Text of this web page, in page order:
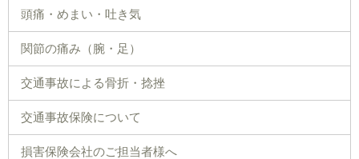
頭痛・めまい・吐き気
関節の痛み（腕・足）
交通事故による骨折・捻挫
交通事故保険について
損害保険会社のご担当者様へ